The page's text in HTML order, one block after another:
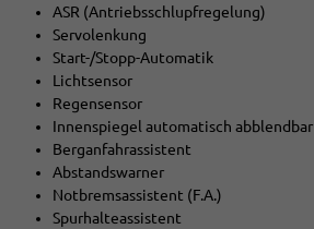
ASR (Antriebsschlupfregelung)
Servolenkung
Start-/Stopp-Automatik
Lichtsensor
Regensensor
Innenspiegel automatisch abblendbar
Berganfahrassistent
Abstandswarner
Notbremsassistent (F.A.)
Spurhalteassistent